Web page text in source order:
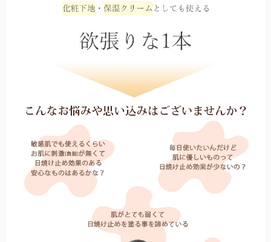
折り畳み日傘：サイズ解説
折り畳み日傘のサイズ比較や機能の違いについて解説します。
中棒がステッキとして分離する、杖と日傘の2way仕様。
ハットクリップ
クリップ式で帽子が風に飛ばされるのを防止します。
非表示